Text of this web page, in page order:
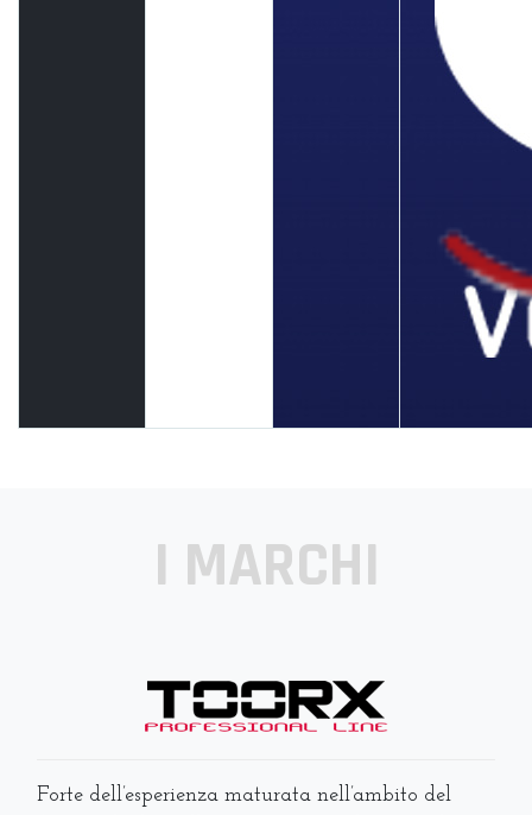
I MARCHI
Forte dell’esperienza maturata nell’ambito del